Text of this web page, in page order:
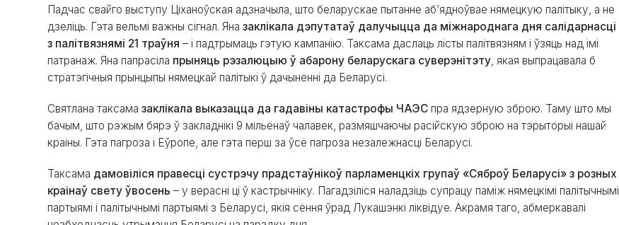
Падчас свайго выступу Ціханоўская адзначыла, што беларускае пытанне абʼядноўвае нямецкую палітыку, а не
дзеліць. Гэта вельмі важны сігнал. Яназаклікала дэпутатаў далучыцца да міжнароднага дня салідарнасці
з палітвязнямі 21 траўня – і падтрымаць гэтую кампанію. Таксама даслаць лісты палітвязням і ўзяць над імі
патранаж. Яна папрасіла прыняць рэзалюцыю ў абарону беларускага суверэнітэту, якая выпрацавала б
стратэгічныя прынцыпы нямецкай палітыкі ў дачыненні да Беларусі.
Святлана таксамазаклікала выказацца да гадавіны катастрофы ЧАЭС пра ядзерную зброю. Таму што мы
бачым, што рэжым бярэ ў закладнікі 9 мільёнаў чалавек, размяшчаючы расійскую зброю на тэрыторыі нашай
краіны. Гэта пагроза і Еўропе, але гэта перш за ўсё пагроза незалежнасці Беларусі.
Таксама дамовіліся правесці сустрэчу прадстаўнікоў парламенцкіх групаў «Сяброў Беларусі» з розных
краінаў свету ўвосень – у верасні ці ў кастрычніку. Пагадзіліся наладзіць супрацу паміж нямецкімі палітычнымі
партыямі і палітычнымі партыямі з Беларусі, якія сёння ўрад Лукашэнкі ліквідуе. Акрамя таго, абмеркавалі